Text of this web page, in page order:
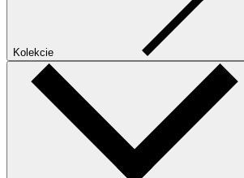
Kolekcie